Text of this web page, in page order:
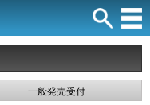
一般発売受付